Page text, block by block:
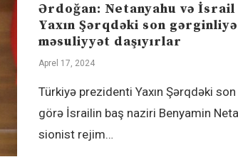
Ərdoğan: Netanyahu və
Yaxın Şərqdəki son
məsuliyyət daşıyırlar
Aprel 17, 2024
Türkiyə prezidenti Yaxın Şərqdəki
görə İsrailin baş naziri Benyamin
sionist rejim…